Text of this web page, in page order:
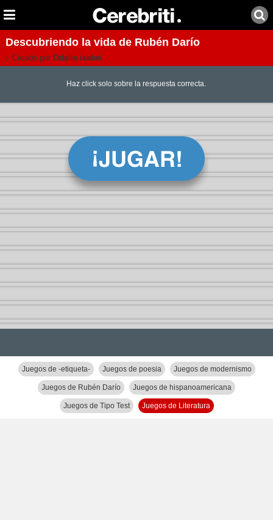
Descubriendo la vida de Rubén Darío
Creado por:Odalis isabel
Haz click solo sobre la respuesta correcta.
Juegos de -etiqueta- Juegos de poesia Juegos de modernismo
Juegos de Rubén Darío Juegos de hispanoamericana
Juegos de Tipo Test Juegos de Literatura